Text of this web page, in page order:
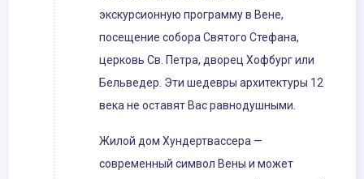
экскурсионную программу в Вене,
посещение собора Святого Стефана,
церковь Св. Петра, дворец Хофбург или
Бельведер. Эти шедевры архитектуры 12
века не оставят Вас равнодушными.
Жилой дом Хундертвассера —
современный символ Вены и может